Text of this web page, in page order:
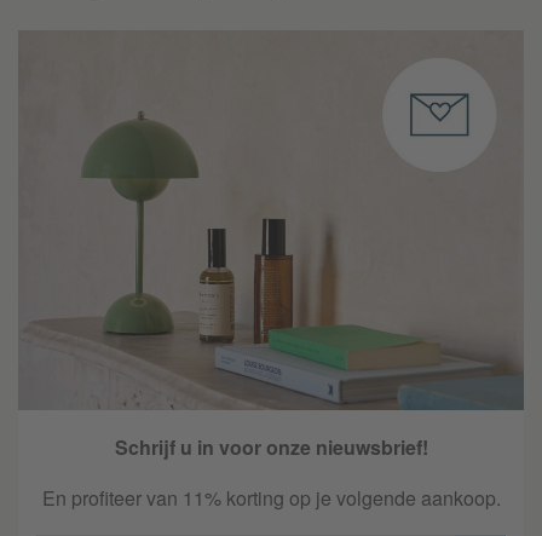
Schrijf u in voor onze nieuwsbrief!
En profiteer van 11% korting op je volgende aankoop.